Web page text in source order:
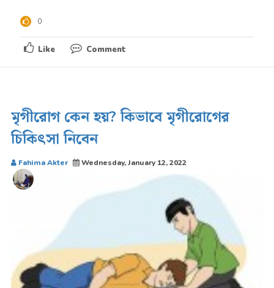
0
Like Comment
মৃগীরোগ কেন হয়? কিভাবে মৃগীরোগের
চিকিৎসা নিবেন
Fahima Akter Wednesday, January 12, 2022